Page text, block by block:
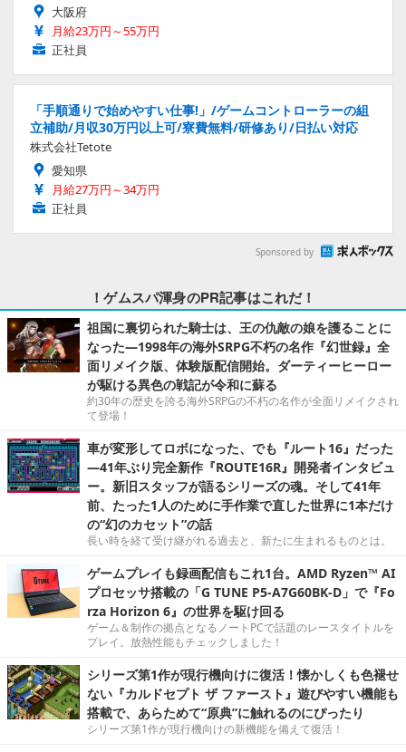
大阪府
月給23万円～55万円
正社員
「手順通りで始めやすい仕事!」/ゲームコントローラーの組
立補助/月収30万円以上可/寮費無料/研修あり/日払い対応
株式会社Tetote
愛知県
月給27万円～34万円
正社員
Sponsored by
！ゲムスパ渾身のPR記事はこれだ！
祖国に裏切られた騎士は、王の仇敵の娘を護ることに
なった―1998年の海外SRPG不朽の名作『幻世録』全
面リメイク版、体験版配信開始。ダーティーヒーロー
が駆ける異色の戦記が令和に蘇る
約30年の歴史を誇る海外SRPGの不朽の名作が全面リメイクされ
て登場！
車が変形してロボになった、でも『ルート16』だった
―41年ぶり完全新作『ROUTE16R』開発者インタビュ
ー。新旧スタッフが語るシリーズの魂。そして41年
前、たった1人のために手作業で直した世界に1本だけ
の“幻のカセット”の話
長い時を経て受け継がれる過去と、新たに生まれるものとは。
ゲームプレイも録画配信もこれ1台。AMD Ryzen™ AI
プロセッサ搭載の「G TUNE P5-A7G60BK-D」で『Fo
rza Horizon 6』の世界を駆け回る
ゲーム＆制作の拠点となるノートPCで話題のレースタイトルを
プレイ。放熱性能もチェックしました！
シリーズ第1作が現行機向けに復活！懐かしくも色褪せ
ない『カルドセプト ザ ファースト』遊びやすい機能も
搭載で、あらためて“原典”に触れるのにぴったり
シリーズ第1作が現行機向けの新機能を備えて復活！